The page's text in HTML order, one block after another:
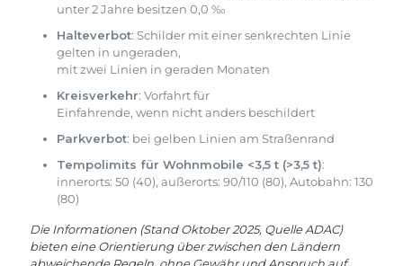
unter 2 Jahre besitzen 0,0 ‰
Halteverbot: Schilder mit einer senkrechten Linie
gelten in ungeraden,
mit zwei Linien in geraden Monaten
Kreisverkehr: Vorfahrt für
Einfahrende, wenn nicht anders beschildert
Parkverbot: bei gelben Linien am Straßenrand
Tempolimits für Wohnmobile <3,5 t (>3,5 t):
innerorts: 50 (40), außerorts: 90/110 (80), Autobahn: 130
(80)
Die Informationen (Stand Oktober 2025, Quelle ADAC)
bieten eine Orientierung über zwischen den Ländern
abweichende Regeln, ohne Gewähr und Anspruch auf